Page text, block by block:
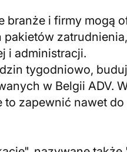
branże i firmy mogą
i administracji.
tygodniowo,
w Belgii ADV.
zapewnić nawet